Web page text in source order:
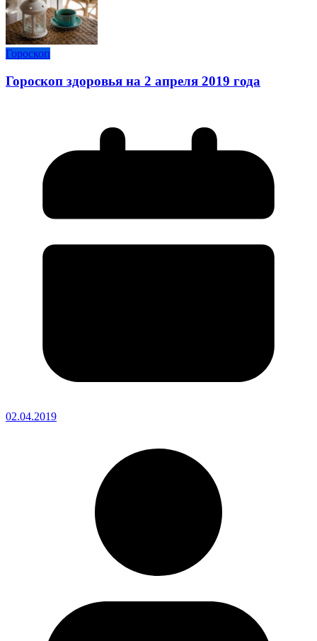
Гороскоп
Гороскоп здоровья на 2 апреля 2019 года
02.04.2019